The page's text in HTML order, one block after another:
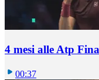
4 mesi alle Atp
00:37